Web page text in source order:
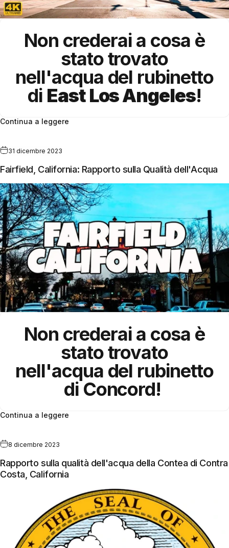
Non crederai a cosa è
stato trovato
nell'acqua del rubinetto
di East Los Angeles!
Continua a leggere
31 dicembre 2023
Fairfield, California: Rapporto sulla Qualità dell'Acqua
Non crederai a cosa è
stato trovato
nell'acqua del rubinetto
di Concord!
Continua a leggere
8 dicembre 2023
Rapporto sulla qualità dell'acqua della Contea di Contra
Costa, California